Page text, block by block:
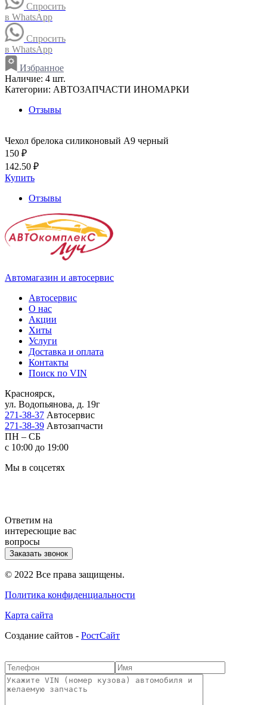
Спросить
в WhatsApp
Спросить
в WhatsApp
Избранное
Наличие: 4 шт.
Категории: АВТОЗАПЧАСТИ ИНОМАРКИ
Отзывы
Чехол брелока силиконовый A9 черный
150 ₽
142.50 ₽
Купить
Отзывы
Автомагазин и автосервис
Автосервис
О нас
Акции
Хиты
Услуги
Доставка и оплата
Контакты
Поиск по VIN
Красноярск,
ул. Водопьянова, д. 19г
271-38-37 Автосервис
271-38-39 Автозапчасти
ПН – СБ
с 10:00 до 19:00
Мы в соцсетях
Ответим на
интересющие вас
вопросы
Заказать звонок
© 2022 Все права защищены.
Политика конфиденциальности
Карта сайта
Cоздание сайтов - РостСайт